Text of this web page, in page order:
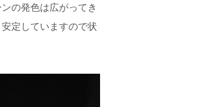
の発色は広がってき
定していますので状